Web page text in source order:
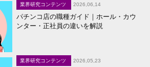
業界研究コンテンツ 2026,06,14
パチンコ店の職種ガイド｜ホール・カウ
ンター・正社員の違いを解説
業界研究コンテンツ 2026,05,23